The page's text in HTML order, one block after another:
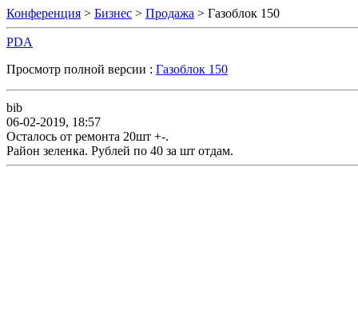
Конференция > Бизнес > Продажа > Газоблок 150
PDA
Просмотр полной версии : Газоблок 150
bib
06-02-2019, 18:57
Осталось от ремонта 20шт +-.
Район зеленка. Рублей по 40 за шт отдам.